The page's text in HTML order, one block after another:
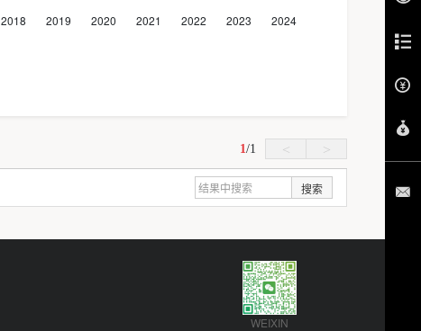
2018 2019 2020 2021 2022 2023
2024
1/1 < >
搜索
WEIXIN